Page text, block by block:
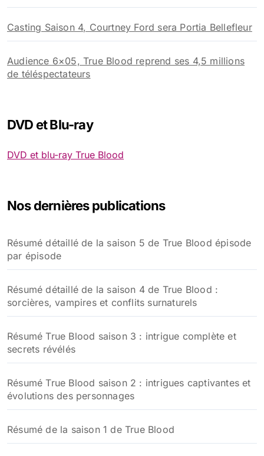
Casting Saison 4, Courtney Ford sera Portia Bellefleur
Audience 6×05, True Blood reprend ses 4,5 millions
de téléspectateurs
DVD et Blu-ray
DVD et blu-ray True Blood
Nos dernières publications
Résumé détaillé de la saison 5 de True Blood épisode
par épisode
Résumé détaillé de la saison 4 de True Blood :
sorcières, vampires et conflits surnaturels
Résumé True Blood saison 3 : intrigue complète et
secrets révélés
Résumé True Blood saison 2 : intrigues captivantes et
évolutions des personnages
Résumé de la saison 1 de True Blood